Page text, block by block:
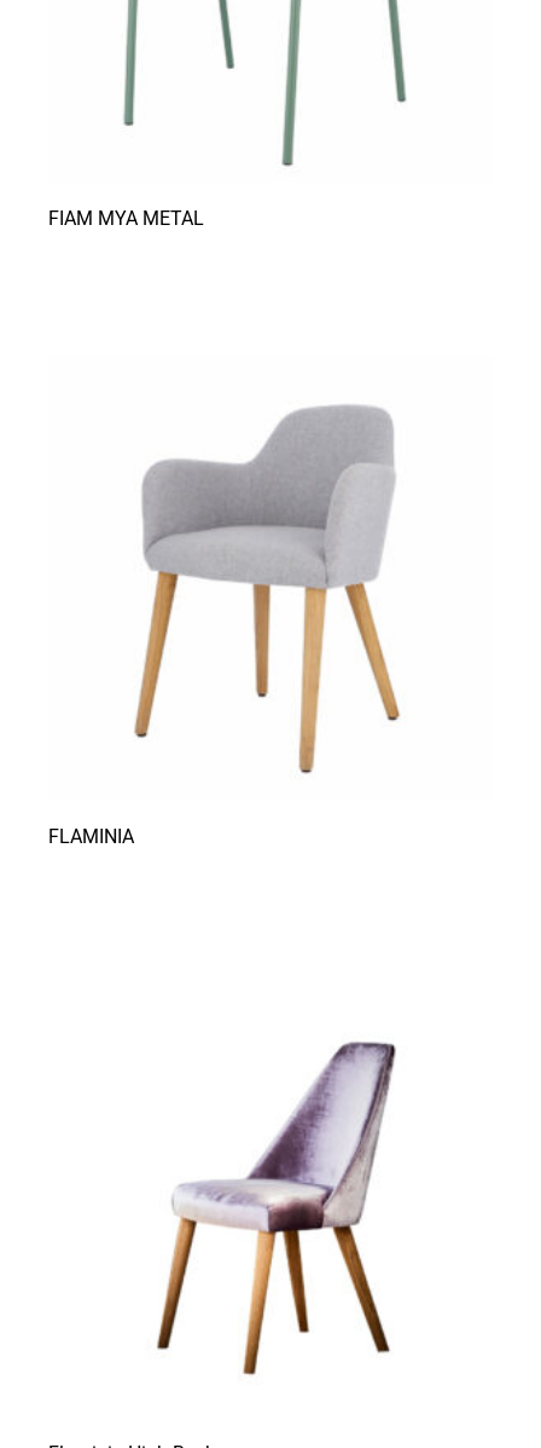
FIAM MYA METAL
FLAMINIA